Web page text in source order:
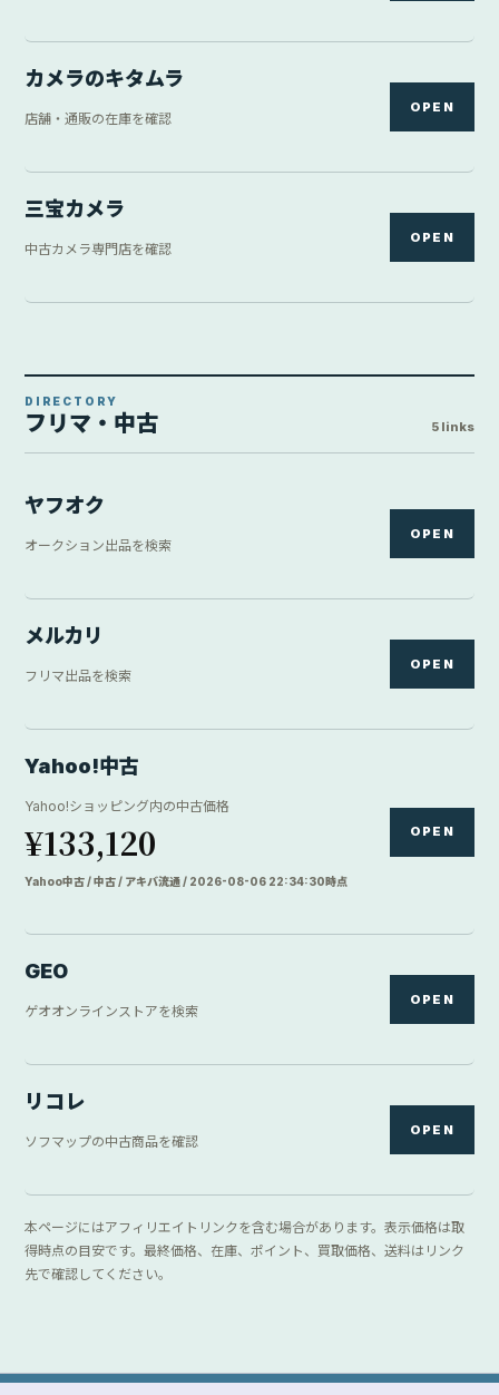
カメラのキタムラ
店舗・通販の在庫を確認
OPEN
三宝カメラ
中古カメラ専門店を確認
OPEN
DIRECTORY
フリマ・中古 5 links
ヤフオク
オークション出品を検索
OPEN
メルカリ
フリマ出品を検索
OPEN
Yahoo!中古
Yahoo!ショッピング内の中古価格
¥133,120
Yahoo中古 / 中古 / アキバ流通 / 2026-08-06 22:34:30時点
OPEN
GEO
ゲオオンラインストアを検索
OPEN
リコレ
ソフマップの中古商品を確認
OPEN
本ページにはアフィリエイトリンクを含む場合があります。表示価格は取
得時点の目安です。最終価格、在庫、ポイント、買取価格、送料はリンク
先で確認してください。